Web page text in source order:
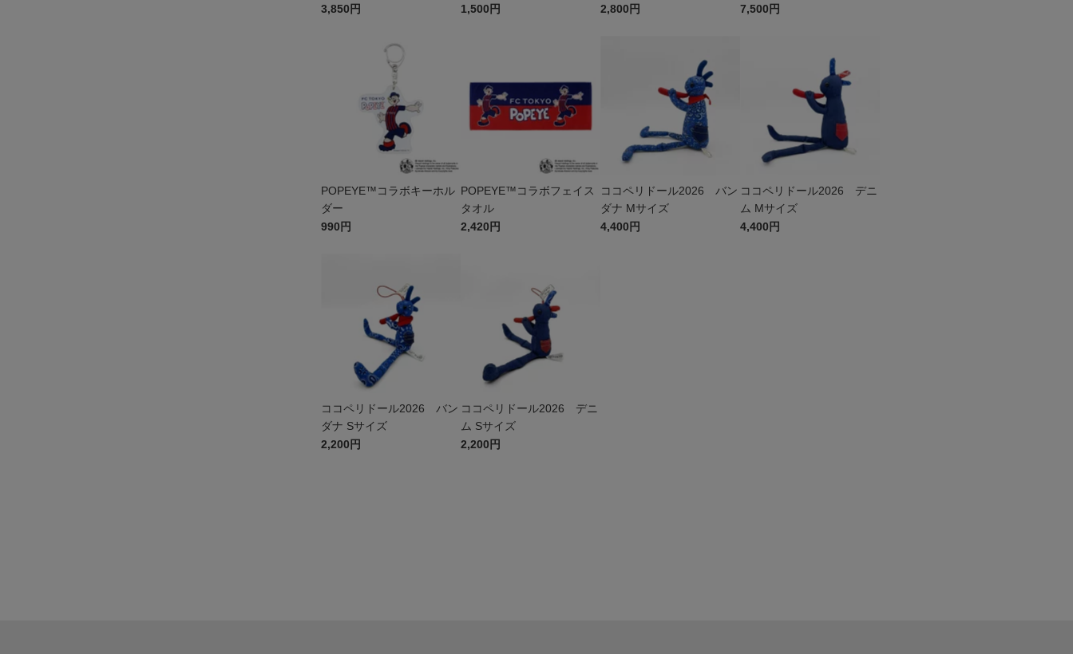
シャツ
3,850円
1,500円
2,800円
トライプ BLU
7,500円
POPEYE™コラボキーホル
ダー
990円
POPEYE™コラボフェイス
タオル
2,420円
ココペリドール2026 バン
ダナ Mサイズ
4,400円
ココペリドール2026 デニ
ム Mサイズ
4,400円
ココペリドール2026 バン
ダナ Sサイズ
2,200円
ココペリドール2026 デニ
ム Sサイズ
2,200円